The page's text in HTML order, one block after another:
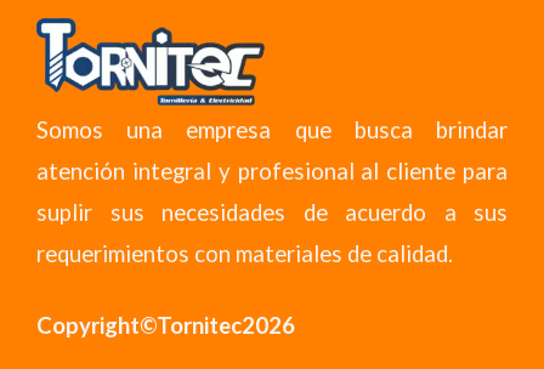
Somos una empresa que busca brindar
atención integral y profesional al cliente para
suplir sus necesidades de acuerdo a sus
requerimientos con materiales de calidad.
Copyright©Tornitec2026